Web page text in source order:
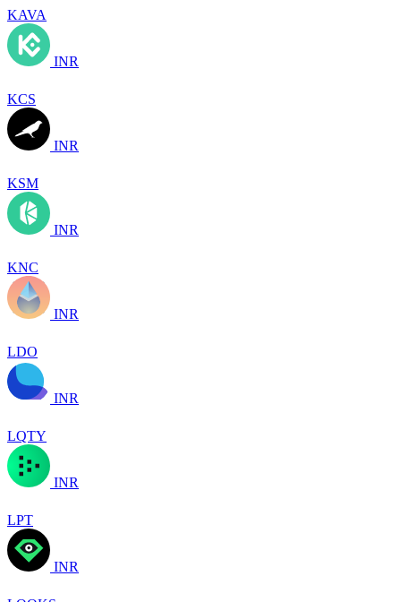
KAVA
INR
KCS
INR
KSM
INR
KNC
INR
LDO
INR
LQTY
INR
LPT
INR